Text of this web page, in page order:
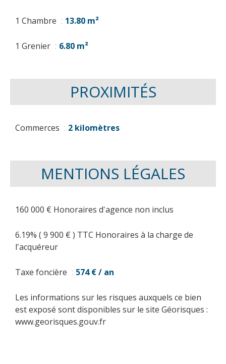
1 Chambre 13.80 m²
1 Grenier 6.80 m²
PROXIMITÉS
Commerces 2 kilomètres
MENTIONS LÉGALES
160 000 € Honoraires d'agence non inclus
6.19% ( 9 900 € ) TTC Honoraires à la charge de
l'acquéreur
Taxe foncière 574 € / an
Les informations sur les risques auxquels ce bien
est exposé sont disponibles sur le site Géorisques :
www.georisques.gouv.fr